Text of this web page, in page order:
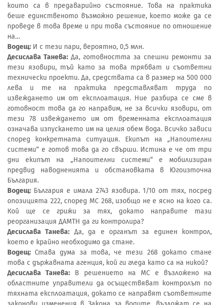
които са в предаварийно състояние. Това на практика
беше единственото възможно решение, което може да се
проведе в това време и при това състояние по отношение
на…
Водещ: И с тези пари, вероятно, 0,5 млн.
Десислава Танева: Да, готовността за спешни ремонти за
тези язовири, тъй като за това трябват и съответни
технически проекти. Да, средствата са в размер на 500 000
лева и те на практика представляват труда по
извеждането им от експлоатация. Ние разбира се сме в
готовност това да го направим, не за всички язовири, от
тези 78 извеждането им от временната експлоатация
означава изпускането им на целия обем вода. Всичко зависи
според конкретната ситуация. Екипът на „Напоителни
системи“ е готов това да го свърши. Истина е че от три
дни екипът на „Напоителни системи“ е мобилизиран
предвид наводненията и обстановката в Югоизточна
България.
Водещ: България е имала 2743 язовира. 1/10 от тях, посред
опозицията 222, според МС 268, изобщо не е ясно на кого са.
Кой ще се грижи за тях, докато направите тази
реорганизация ДАМТН да ги контролира?
Десислава Танева: Да, да е органът за единен контрол,
което е крайно необходимо да стане.
Водещ: Става дума за това, че тези 268 докато стане
това с държавната агенция, кой ги гледа като са на никой?
Десислава Танева: В решението на МС е възложено на
областните управители да осъществяват контролът по
тяхната експлоатация, докато се направят съответните